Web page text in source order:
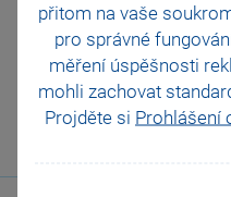
přitom na vaše
pro správné
měření úspěšnosti
mohli zachovat
Projděte si Prohlášení